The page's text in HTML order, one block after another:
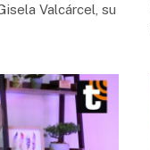
Valcárcel, su